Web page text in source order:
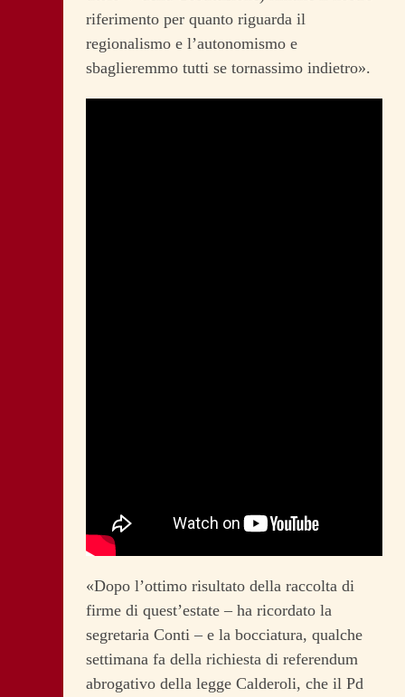
riferimento per quanto riguarda il
regionalismo e l’autonomismo e
sbaglieremmo tutti se tornassimo indietro».
«Dopo l’ottimo risultato della raccolta di
firme di quest’estate – ha ricordato la
segretaria Conti – e la bocciatura, qualche
settimana fa della richiesta di referendum
abrogativo della legge Calderoli, che il Pd